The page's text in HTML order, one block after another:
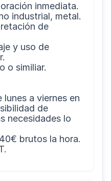
inmediata.
industrial, metal.
de
y uso de
o similiar.
a viernes en
de
necesidades lo
brutos la hora.